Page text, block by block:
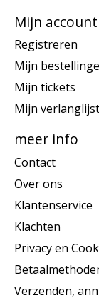
Mijn account
Registreren
Mijn
Mijn tickets
Mijn verlanglijst
meer info
Contact
Over ons
Klantenservice
Klachten
Privacy en
Verzenden,